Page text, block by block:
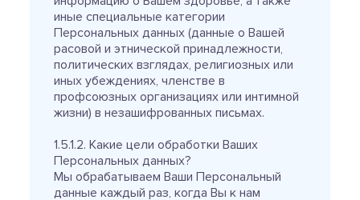
иные специальные категории
Персональных данных (данные о Вашей
расовой и этнической принадлежности,
политических взглядах, религиозных или
иных убеждениях, членстве в
профсоюзных организациях или интимной
жизни) в незашифрованных письмах.
1.5.1.2. Какие цели обработки Ваших
Персональных данных?
Мы обрабатываем Ваши Персональный
данные каждый раз, когда Вы к нам